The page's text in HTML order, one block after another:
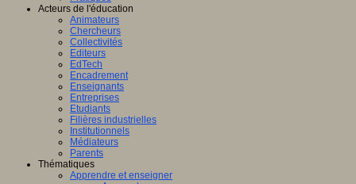
Acteurs de l'éducation
Animateurs
Chercheurs
Collectivités
Editeurs
EdTech
Encadrement
Enseignants
Entreprises
Etudiants
Filières industrielles
Institutionnels
Médiateurs
Parents
Thématiques
Apprendre et enseigner